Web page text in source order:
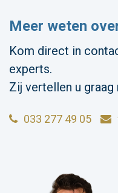
Meer weten
Kom direct in
experts.
Zij vertellen u graag
033 277 49 05